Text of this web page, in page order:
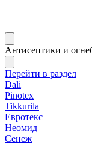
Антисептики и
Перейти в раздел
Dali
Pinotex
Tikkurila
Евротекс
Неомид
Сенеж